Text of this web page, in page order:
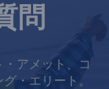
問
アメット、コ
・エリート。